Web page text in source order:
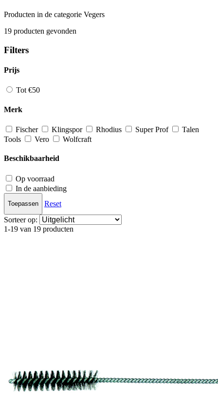
Producten in de categorie Vegers
19 producten gevonden
Filters
Prijs
Tot €50
Merk
Fischer Klingspor Rhodius Super Prof
Talen
Tools
Vero Wolfcraft
Beschikbaarheid
Op voorraad
In de aanbieding
Toepassen
Reset
Sorteer op:
1-19 van 19 producten